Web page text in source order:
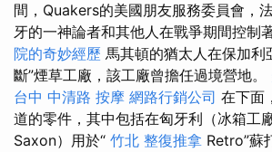
間，Quakers的美國朋友服務委員會，
牙的一神論者和其他人在戰爭期間控制
院的奇妙經歷 馬其頓的猶太人在保加利
斷”煙草工廠，該工廠曾擔任過境營地。
台中 中清路 按摩 網路行銷公司 在下面
道的零件，其中包括在匈牙利（冰箱工
Saxon）用於“ 竹北 整復推拿 Retro”蘇